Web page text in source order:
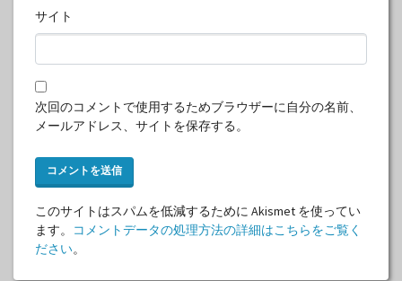
サイト
次回のコメントで使用するためブラウザーに自分の名前、
メールアドレス、サイトを保存する。
このサイトはスパムを低減するために Akismet を使ってい
ます。
コメントデータの処理方法の詳細はこちらをご覧く
ださい。